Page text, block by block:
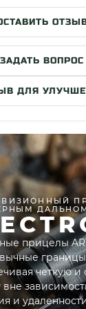
по CVBS
0.5м)
ЗАДАТЬ ВОПРОС
ДЛЯ
прицелы
границы
четкую
и